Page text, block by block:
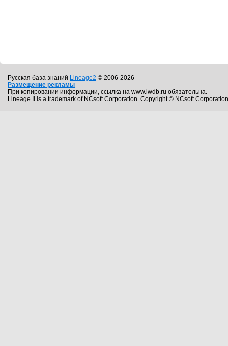
Русская база знаний Lineage2 © 2006-2026
Размещение рекламы
При копировании информации, ссылка на www.lwdb.ru обязательна.
Lineage II is a trademark of NCsoft Corporation. Copyright © NCsoft